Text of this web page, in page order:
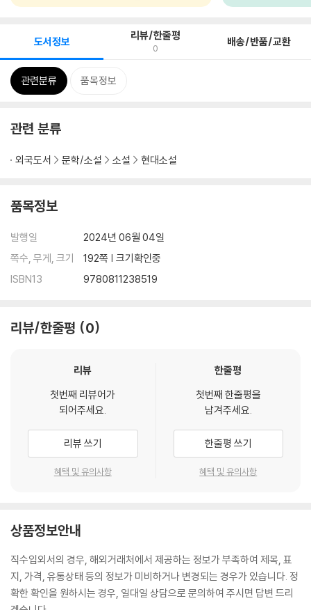
도서정보 리뷰/한줄평
0 배송/반품/교환
관련분류 품목정보
관련 분류
외국도서 문학/소설 소설 현대소설
품목정보
발행일
2024년 06월 04일
쪽수, 무게, 크기
192쪽 | 크기확인중
ISBN13
9780811238519
리뷰/한줄평 0
리뷰
첫번째 리뷰어가
되어주세요.
리뷰 쓰기
혜택 및 유의사항
한줄평
첫번째 한줄평을
남겨주세요.
한줄평 쓰기
혜택 및 유의사항
상품정보안내
직수입외서의 경우, 해외거래처에서 제공하는 정보가 부족하여 제목, 표
지, 가격, 유통상태 등의 정보가 미비하거나 변경되는 경우가 있습니다. 정
확한 확인을 원하시는 경우, 일대일 상담으로 문의하여 주시면 답변 드리